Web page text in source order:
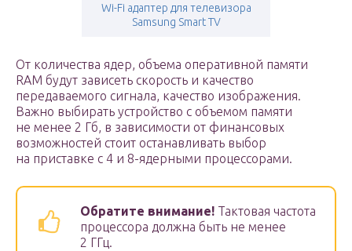
Wi-Fi адаптер для телевизора
Samsung Smart TV
От количества ядер, объема оперативной памяти
RAM будут зависеть скорость и качество
передаваемого сигнала, качество изображения.
Важно выбирать устройство с объемом памяти
не менее 2 Гб, в зависимости от финансовых
возможностей стоит останавливать выбор
на приставке с 4 и 8-ядерными процессорами.
Обратите внимание! Тактовая частота
процессора должна быть не менее
2 ГГц.